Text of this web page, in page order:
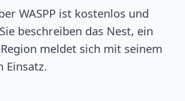
WASPP ist kostenlos und
beschreiben das Nest, ein
meldet sich mit seinem
Einsatz.